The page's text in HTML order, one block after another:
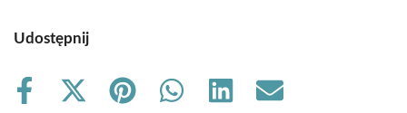
Udostępnij
Share
Share
Share
Share
Share
Share